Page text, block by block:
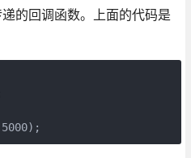
的回调函数。上面的代码是